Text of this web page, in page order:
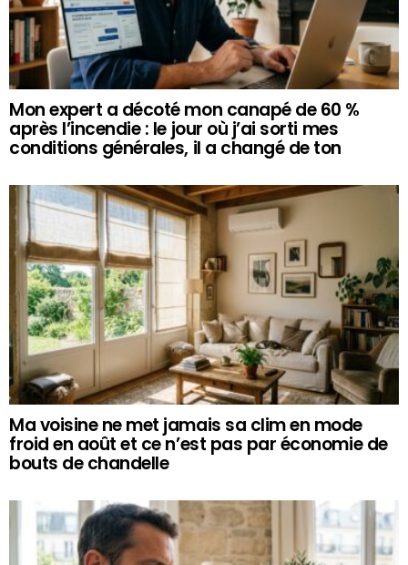
Mon expert a décoté mon canapé de 60 %
après l’incendie : le jour où j’ai sorti mes
conditions générales, il a changé de ton
Ma voisine ne met jamais sa clim en mode
froid en août et ce n’est pas par économie de
bouts de chandelle